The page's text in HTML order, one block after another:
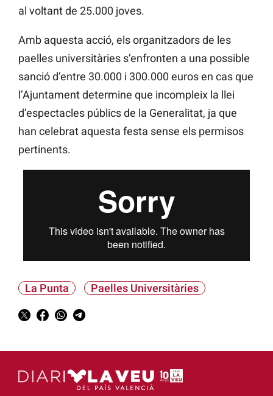
al voltant de 25.000 joves.
Amb aquesta acció, els organitzadors de les
paelles universitàries s’enfronten a una possible
sanció d’entre 30.000 i 300.000 euros en cas que
l’Ajuntament determine que incompleix la llei
d’espectacles públics de la Generalitat, ja que
han celebrat aquesta festa sense els permisos
pertinents.
La Punta Paelles Universitàries